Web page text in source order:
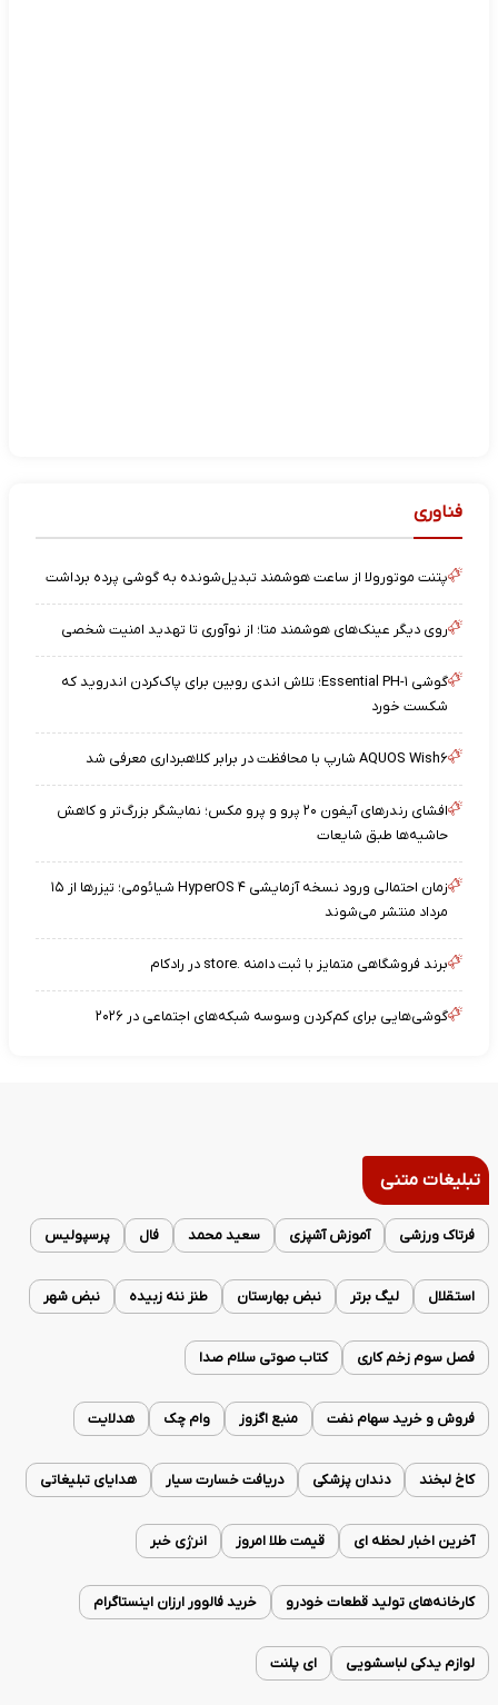
فناوری
پتنت موتورولا از ساعت هوشمند تبدیل‌شونده به گوشی پرده برداشت
روی دیگر عینک‌های هوشمند متا؛ از نوآوری تا تهدید امنیت شخصی
گوشی Essential PH-۱؛ تلاش اندی روبین برای پاک‌کردن اندروید که
شکست خورد
AQUOS Wish۶ شارپ با محافظت در برابر کلاهبرداری معرفی شد
افشای رندرهای آیفون ۲۰ پرو و پرو مکس؛ نمایشگر بزرگ‌تر و کاهش
حاشیه‌ها طبق شایعات
زمان احتمالی ورود نسخه آزمایشی HyperOS ۴ شیائومی؛ تیزرها از ۱۵
مرداد منتشر می‌شوند
برند فروشگاهی متمایز با ثبت دامنه .store در رادکام
گوشی‌هایی برای کم‌کردن وسوسه شبکه‌های اجتماعی در ۲۰۲۶
تبلیغات متنی
فرتاک ورزشی آموزش آشپزی سعید محمد فال پرسپولیس
استقلال لیگ برتر نبض بهارستان طنز ننه زبیده نبض شهر
فصل سوم زخم کاری کتاب صوتی سلام صدا
فروش و خرید سهام نفت منبع اگزوز وام چک هدلایت
کاخ لبخند دندان پزشکی دریافت خسارت سیار هدایای تبلیغاتی
آخرین اخبار لحظه ای قیمت طلا امروز انرژی خبر
کارخانه‌های تولید قطعات خودرو خرید فالوور ارزان اینستاگرام
لوازم یدکی لباسشویی ای پلنت